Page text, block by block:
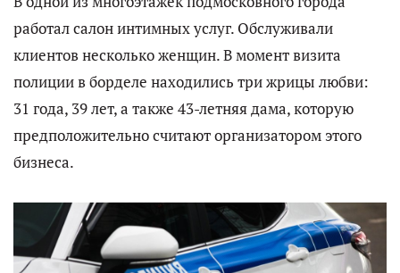
работал салон интимных услуг. Обслуживали
клиентов несколько женщин. В момент визита
полиции в борделе находились три жрицы любви:
31 года, 39 лет, а также 43-летняя дама, которую
предположительно считают организатором этого
бизнеса.